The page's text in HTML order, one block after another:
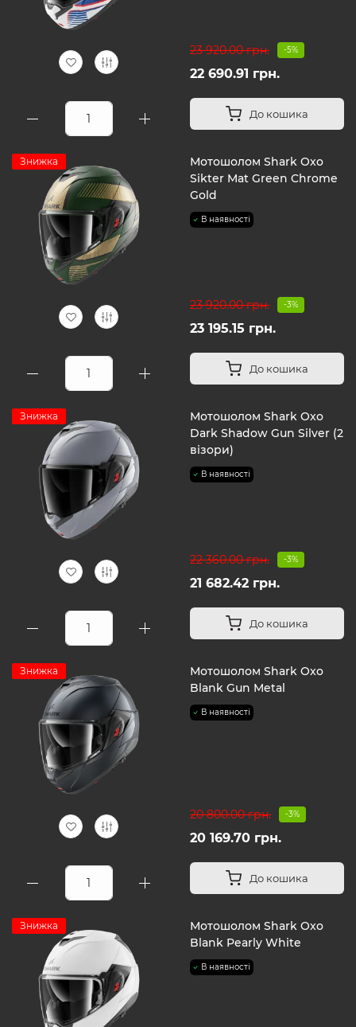
23 920.00 грн. -5%
22 690.91 грн.
До кошика
Знижка
Мотошолом Shark Oxo
Sikter Mat Green Chrome
Gold
В наявності
23 920.00 грн. -3%
23 195.15 грн.
До кошика
Знижка
Мотошолом Shark Oxo
Dark Shadow Gun Silver (2
візори)
В наявності
22 360.00 грн. -3%
21 682.42 грн.
До кошика
Знижка
Мотошолом Shark Oxo
Blank Gun Metal
В наявності
20 800.00 грн. -3%
20 169.70 грн.
До кошика
Знижка
Мотошолом Shark Oxo
Blank Pearly White
В наявності